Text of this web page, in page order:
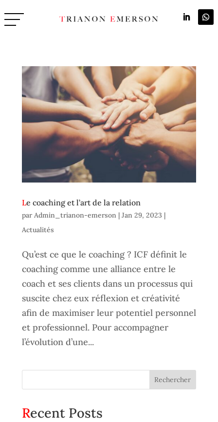
Le coaching et l’art de la relation
par Admin_trianon-emerson| Jan 29, 2023 |
Actualités
Qu’est ce que le coaching ? ICF définit le
coaching comme une alliance entre le
coach et ses clients dans un processus qui
suscite chez eux réflexion et créativité
afin de maximiser leur potentiel personnel
et professionnel. Pour accompagner
l’évolution d’une...
Rechercher
Recent Posts